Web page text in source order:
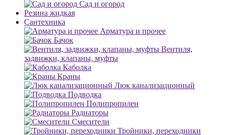
Сад и огород
Резина жидкая
Сантехника
Арматура и прочее
Бачок
Вентиля,
задвижки, клапаны, муфты
Каболка
Краны
Люк канализационный
Подводка
Полипропилен
Радиаторы
Смесители
Тройники, переходники